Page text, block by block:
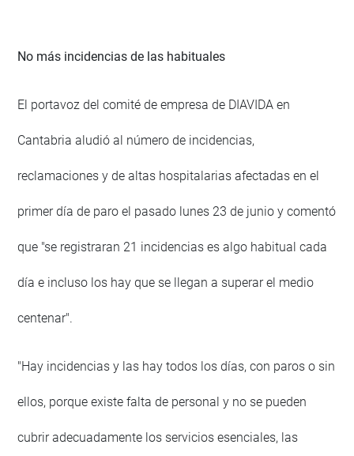
No más incidencias de las habituales
El portavoz del comité de empresa de DIAVIDA en
Cantabria aludió al número de incidencias,
reclamaciones y de altas hospitalarias afectadas en el
primer día de paro el pasado lunes 23 de junio y comentó
que "se registraran 21 incidencias es algo habitual cada
día e incluso los hay que se llegan a superar el medio
centenar".
"Hay incidencias y las hay todos los días, con paros o sin
ellos, porque existe falta de personal y no se pueden
cubrir adecuadamente los servicios esenciales, las